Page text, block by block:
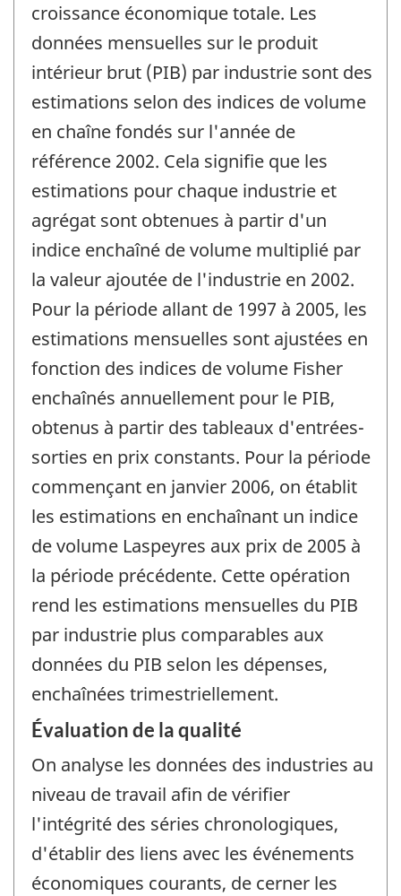
croissance économique totale. Les
données mensuelles sur le produit
intérieur brut (PIB) par industrie sont des
estimations selon des indices de volume
en chaîne fondés sur l'année de
référence 2002. Cela signifie que les
estimations pour chaque industrie et
agrégat sont obtenues à partir d'un
indice enchaîné de volume multiplié par
la valeur ajoutée de l'industrie en 2002.
Pour la période allant de 1997 à 2005, les
estimations mensuelles sont ajustées en
fonction des indices de volume Fisher
enchaînés annuellement pour le PIB,
obtenus à partir des tableaux d'entrées-
sorties en prix constants. Pour la période
commençant en janvier 2006, on établit
les estimations en enchaînant un indice
de volume Laspeyres aux prix de 2005 à
la période précédente. Cette opération
rend les estimations mensuelles du PIB
par industrie plus comparables aux
données du PIB selon les dépenses,
enchaînées trimestriellement.
Évaluation de la qualité
On analyse les données des industries au
niveau de travail afin de vérifier
l'intégrité des séries chronologiques,
d'établir des liens avec les événements
économiques courants, de cerner les